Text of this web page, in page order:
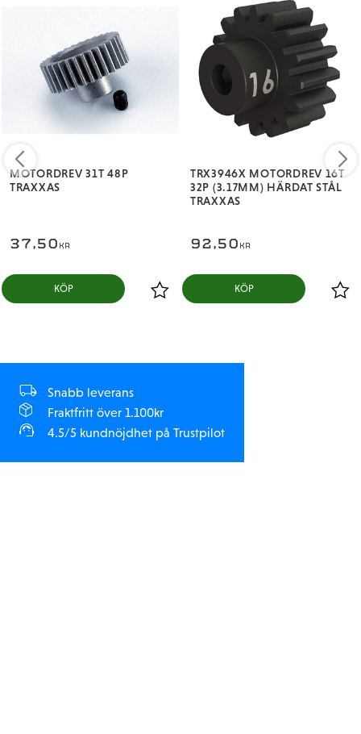
MOTORDREV 31T 48P
TRAXXAS
37,50 KR
KÖP
TRX3946X MOTORDREV 16T
32P (3.17MM) HÄRDAT STÅL
TRAXXAS
92,50 KR
KÖP
Snabb leverans
Fraktfritt över 1.100kr
4.5/5 kundnöjdhet på Trustpilot